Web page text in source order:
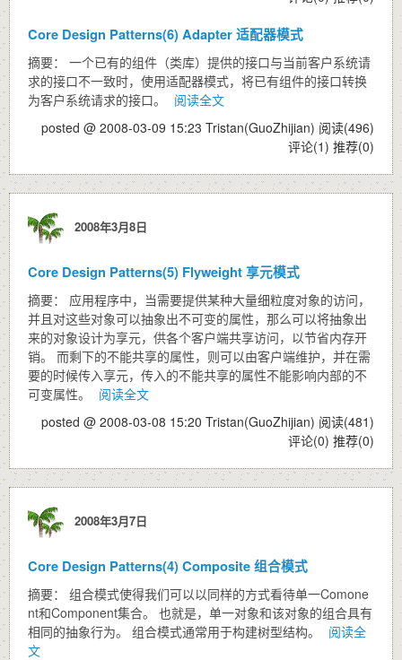
Core Design Patterns(6) Adapter 适配器模式
摘要： 一个已有的组件（类库）提供的接口与当前客户系统请
求的接口不一致时，使用适配器模式，将已有组件的接口转换
为客户系统请求的接口。
阅读全文
posted @ 2008-03-09 15:23 Tristan(GuoZhijian) 阅读(496)
评论(1) 推荐(0)
2008年3月8日
Core Design Patterns(5) Flyweight 享元模式
摘要： 应用程序中，当需要提供某种大量细粒度对象的访问，
并且对这些对象可以抽象出不可变的属性，那么可以将抽象出
来的对象设计为享元，供各个客户端共享访问，以节省内存开
销。 而剩下的不能共享的属性，则可以由客户端维护，并在需
要的时候传入享元，传入的不能共享的属性不能影响内部的不
可变属性。
阅读全文
posted @ 2008-03-08 15:20 Tristan(GuoZhijian) 阅读(481)
评论(0) 推荐(0)
2008年3月7日
Core Design Patterns(4) Composite 组合模式
摘要： 组合模式使得我们可以以同样的方式看待单一Comone
nt和Component集合。 也就是，单一对象和该对象的组合具有
相同的抽象行为。 组合模式通常用于构建树型结构。
阅读全
文